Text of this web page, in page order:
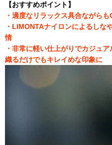
【おすすめポイント】
・適度なリラックス具合ながら
・LIMONTAナイロンによるしな
情
・非常に軽い仕上がりでカジュ
織るだけでもキレイめな印象に